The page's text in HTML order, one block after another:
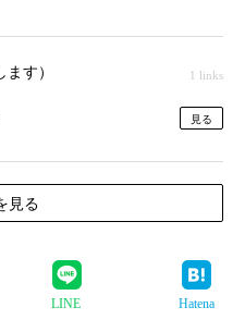
す） 1 links
見る
見る
LINE Hatena